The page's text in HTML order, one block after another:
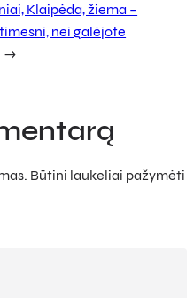
Klaipėda, žiema –
nei galėjote
→
Būtini laukeliai pažymėti